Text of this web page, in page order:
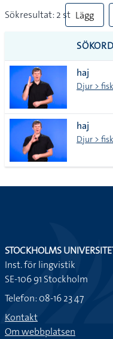
Sökresultat: 2 st Lägg
till
alla i
lista
SÖKORD
haj
Djur > fisk
haj
Djur > fisk
STOCKHOLMS
Inst. för lingvistik
SE-106 91 Stockholm
Telefon: 08-16 23 47
Kontakt
Om webbplatsen